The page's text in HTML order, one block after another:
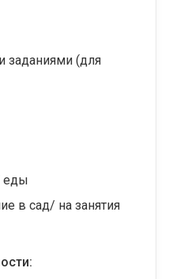
заданиями (для
еды
в сад/ на занятия